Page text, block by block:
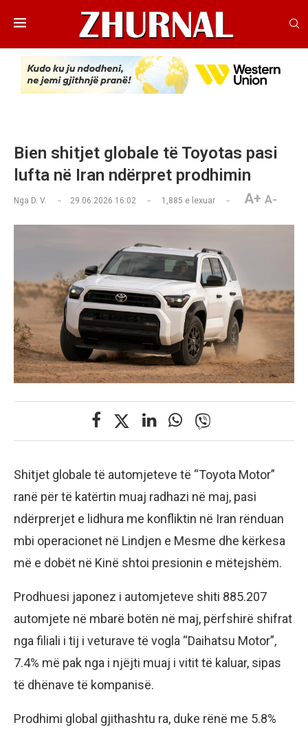
Bien shitjet globale të Toyotas pasi
lufta në Iran ndërpret prodhimin
Nga D. V. 29.06.2026 16:02 1,885 e lexuar A+ A-
Shitjet globale të automjeteve të “Toyota Motor”
ranë për të katërtin muaj radhazi në maj, pasi
ndërprerjet e lidhura me konfliktin në Iran rënduan
mbi operacionet në Lindjen e Mesme dhe kërkesa
më e dobët në Kinë shtoi presionin e mëtejshëm.
Prodhuesi japonez i automjeteve shiti 885.207
automjete në mbarë botën në maj, përfshirë shifrat
nga filiali i tij i veturave të vogla “Daihatsu Motor”,
7.4% më pak nga i njëjti muaj i vitit të kaluar, sipas
të dhënave të kompanisë.
Prodhimi global gjithashtu ra, duke rënë me 5.8%